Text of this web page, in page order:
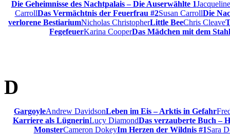
Die Geheimnisse des Nachtpalais – Die Auserwählte 1
CarrollDas Vermächtnis der Feuerfrau #2Susan CarrollDie
verlorene BestiariumNicholas ChristopherLittle BeeChris Cleave
FegefeuerKarina CooperDas Mädchen mit dem
D
GargoyleAndrew DavidsonLeben im Eis – Arktis in Gefahr
Karriere als LügnerinLucy DiamondDas verzauberte Buch –
MonsterCameron DokeyIm Herzen der Wildnis #1Sara